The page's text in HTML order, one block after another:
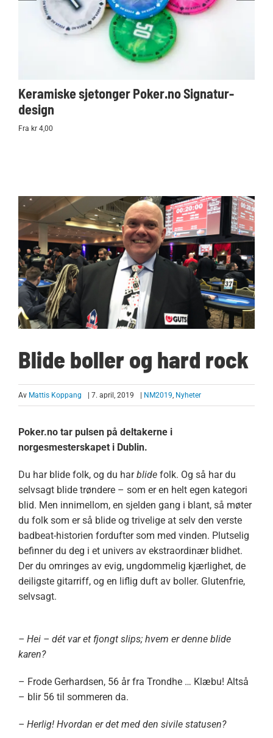
Keramiske sjetonger Poker.no Signatur-
design
Fra kr 4,00
Blide boller og hard rock
Av Mattis Koppang | 7. april, 2019 NM2019, Nyheter
Poker.no tar pulsen på deltakerne i
norgesmesterskapet i Dublin.
Du har blide folk, og du harblidefolk. Og så har du
selvsagt blide trøndere – som er en helt egen kategori
blid. Men innimellom, en sjelden gang i blant, så møter
du folk som er så blide og trivelige at selv den verste
badbeat-historien fordufter som med vinden. Plutselig
befinner du deg i et univers av ekstraordinær blidhet.
Der du omringes av evig, ungdommelig kjærlighet, de
deiligste gitarriff, og en liflig duft av boller. Glutenfrie,
selvsagt.
– Hei – dét var et fjongt slips; hvem er denne blide
karen?
– Frode Gerhardsen, 56 år fra Trondhe … Klæbu! Altså
– blir 56 til sommeren da.
– Herlig! Hvordan er det med den sivile statusen?